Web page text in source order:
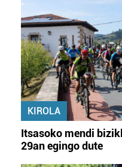
KIROLA
Itsasoko mendi
29an egingo dute